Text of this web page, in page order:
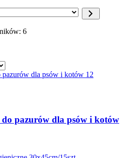
6
pazurów dla psów i kotów